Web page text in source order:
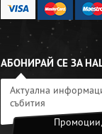
АБОНИРАЙ СЕ ЗА
Актуална
събития